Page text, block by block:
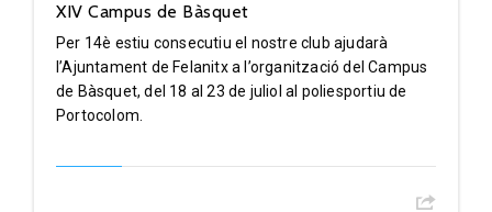
XIV Campus de Bàsquet
Per 14è estiu consecutiu el nostre club ajudarà
l’Ajuntament de Felanitx a l’organització del Campus
de Bàsquet, del 18 al 23 de juliol al poliesportiu de
Portocolom.